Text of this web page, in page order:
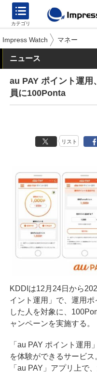
カテゴリ
Impress Watch マネー
ニュース
au PAY ポイント運用
員に100Ponta
リスト
KDDIは12月24日から
イント運用」で、運用
した人を対象に、
ャンペーンを実施する。
「au PAY ポイント運用
を体験ができるサービ
「au PAY」アプリ上で